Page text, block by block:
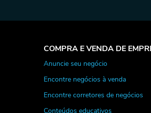
COMPRA E VENDA DE
Anuncie seu negócio
Encontre negócios à venda
Encontre corretores de negócios
Conteúdos educativos